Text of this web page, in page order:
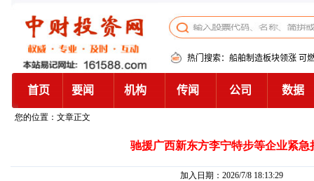
您的位置：文章正文
驰援广西新东方李宁特步等企业紧急
加入日期：2026/7/8 18:13:29